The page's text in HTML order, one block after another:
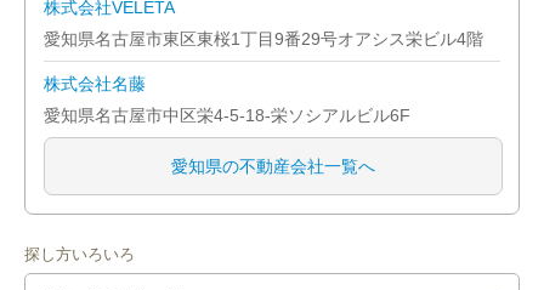
半田市
春日井市
津島市
刈谷市
豊田市
株式会社VELETA
愛知県名古屋市東区東桜1丁目9番29号オアシス栄ビル4階
株式会社名藤
愛知県名古屋市中区栄4-5-18-栄ソシアルビル6F
愛知県の不動産会社一覧へ
探し方いろいろ